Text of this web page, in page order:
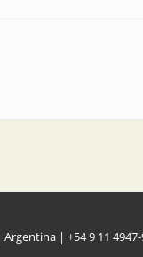
Argentina | +54 9 11